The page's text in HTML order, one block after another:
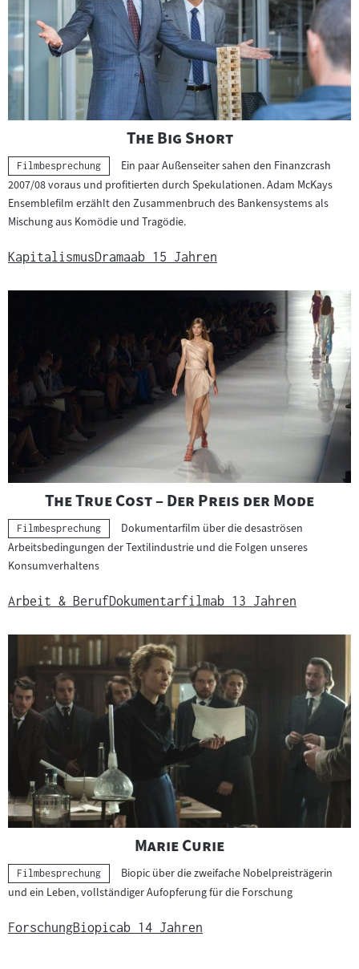
"
The Big Short"
Kategorie:
Filmbesprechung
Ein paar Außenseiter sahen den Finanzcrash
2007/08 voraus und profitierten durch Spekulationen. Adam McKays
Ensemblefilm erzählt den Zusammenbruch des Bankensystems als
Mischung aus Komödie und Tragödie.
KapitalismusDramaab 15 Jahren
"
The True Cost – Der Preis der Mode"
Kategorie:
Filmbesprechung
Dokumentarfilm über die desaströsen
Arbeitsbedingungen der Textilindustrie und die Folgen unseres
Konsumverhaltens
Arbeit & BerufDokumentarfilmab 13 Jahren
"
Marie Curie"
Kategorie:
Filmbesprechung
Biopic über die zweifache Nobelpreisträgerin
und ein Leben, vollständiger Aufopferung für die Forschung
ForschungBiopicab 14 Jahren